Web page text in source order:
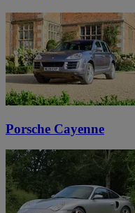
Porsche Cayenne